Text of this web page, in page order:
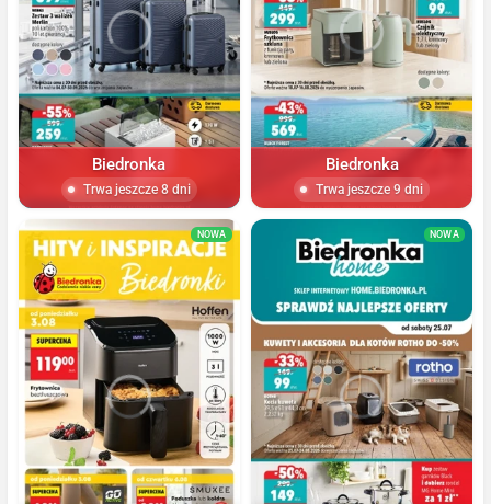
Biedronka
Trwa jeszcze 8 dni
Biedronka
Trwa jeszcze 9 dni
NOWA NOWA